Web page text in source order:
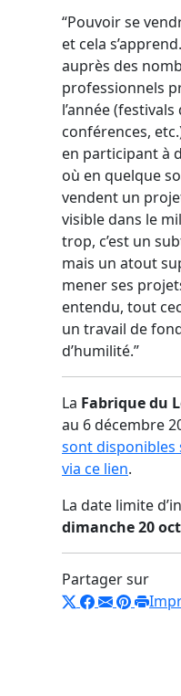
“Pouvoir se
et cela
auprès des
professionnels
l’année
conférences,
en participant à
où en quelque
vendent un
visible dans le
trop, c’est un
mais un atout
mener ses
entendu, tout
un travail de
d’humilité.”
La Fabrique du
au 6 décembre
sont disponibles
via ce lien.
La date limite
dimanche 20
Partager sur